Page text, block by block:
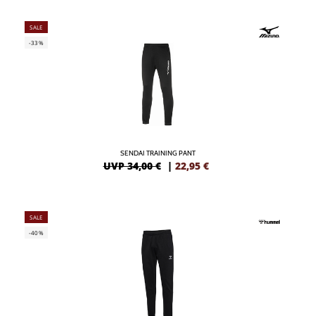
SALE
-33%
SENDAI TRAINING PANT
UVP 34,00 € | 22,95 €
SALE
-40%